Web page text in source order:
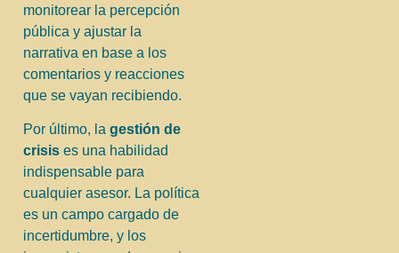
monitorear la percepción
pública y ajustar la
narrativa en base a los
comentarios y reacciones
que se vayan recibiendo.
Por último, la gestión de
crisis es una habilidad
indispensable para
cualquier asesor. La política
es un campo cargado de
incertidumbre, y los